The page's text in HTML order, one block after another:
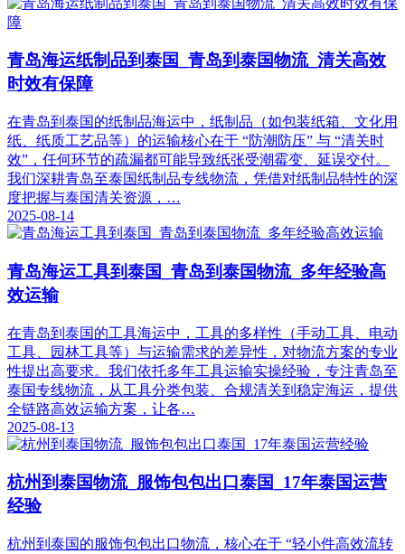
青岛海运纸制品到泰国_青岛到泰国物流_清关高效
时效有保障​
在青岛到泰国的纸制品海运中，纸制品（如包装纸箱、文化用
纸、纸质工艺品等）的运输核心在于 “防潮防压” 与 “清关时
效”，任何环节的疏漏都可能导致纸张受潮霉变、延误交付。
我们深耕青岛至泰国纸制品专线物流，凭借对纸制品特性的深
度把握与泰国清关资源，…
2025-08-14
青岛海运工具到泰国_青岛到泰国物流_多年经验高
效运输​
在青岛到泰国的工具海运中，工具的多样性（手动工具、电动
工具、园林工具等）与运输需求的差异性，对物流方案的专业
性提出高要求。我们依托多年工具运输实操经验，专注青岛至
泰国专线物流，从工具分类包装、合规清关到稳定海运，提供
全链路高效运输方案，让各…
2025-08-13
杭州到泰国物流_服饰包包出口泰国_17年泰国运营
经验
杭州到泰国的服饰包包出口物流，核心在于 “轻小件高效流转